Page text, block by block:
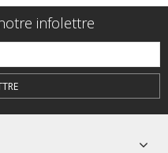
infolettre